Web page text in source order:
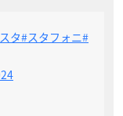
タ#スタフォニ#